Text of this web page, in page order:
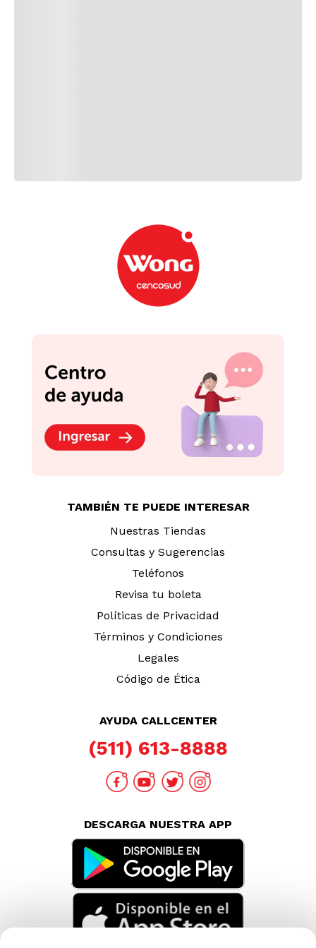
TAMBIÉN TE PUEDE INTERESAR
Nuestras Tiendas
Consultas y Sugerencias
Teléfonos
Revisa tu boleta
Políticas de Privacidad
Términos y Condiciones
Legales
Código de Ética
AYUDA CALLCENTER
(511) 613-8888
DESCARGA NUESTRA APP